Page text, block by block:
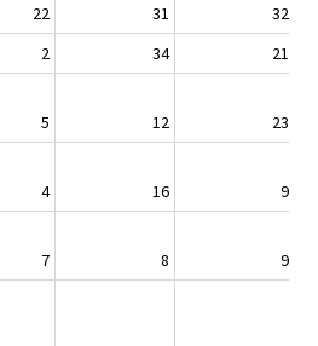
22 31
32
2 34
21
5 12
23
4 16
9
7 8
9